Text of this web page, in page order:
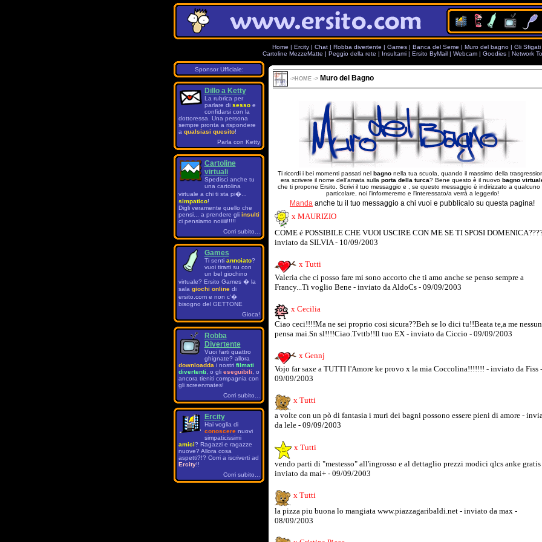
Home | Ercity | Chat | Robba divertente | Games | Banca del Seme | Muro del bagno | Gli Sfigati
Cartoline MezzeMatte | Peggio della rete | Insultami | Ersito ByMail | Webcam | Goodies | Network
Sponsor Ufficiale:
Dillo a Ketty
La rubrica per
parlare di sessoe
confidarsi con la
dottoressa. Una persona
sempre pronta a rispondere
a qualsiasi quesito!
Parla con Ketty
Cartoline
virtuali
Spedisci anche tu
una cartolina
virtuale a chi ti sta pi�...
simpatico!
Digli veramente quello che
pensi... a prendere gli insulti
ci pensiamo noiiiii!!!!!
Corri subito...
Games
Ti senti annoiato?
vuoi tirarti su con
un bel giochino
virtuale? Ersito Games � la
sala giochi onlinedi
ersito.com e non c'�
bisogno del GETTONE
Gioca!
Robba
Divertente
Vuoi farti quattro
ghignate? allora
downloadda i nostri filmati
divertenti , o gli eseguibili , o
ancora tieniti compagnia con
gli screenmates!
Corri subito...
Ercity
Hai voglia di
conoscerenuovi
simpaticissimi
amici? Ragazzi e ragazze
nuove? Allora cosa
aspetti?!? Corri a iscriverti ad
Ercity!!
Corri subito...
-> HOME -> Muro del Bagno
Ti ricordi i bei momenti passati nel bagnonella tua scuola, quando il massimo della
era scrivere il nome dell'amata sulla porta della turca? Bene questo è il nuovo bagno
che ti propone Ersito. Scrivi il tuo messaggio e , se questo messaggio è indirizzato a qualcuno
particolare, noi l'informeremo e l'interessato/a verrà a leggerlo!
Manda anche tu il tuo messaggio a chi vuoi e pubblicalo su questa pagina!
x MAURIZIO
COME é POSSIBILE CHE VUOI USCIRE CON ME SE TI SPOSI
inviato da SILVIA - 10/09/2003
x Tutti
Valeria che ci posso fare mi sono accorto che ti amo anche se penso sempre a
Francy...Ti voglio Bene - inviato da AldoCs - 09/09/2003
x Cecilia
Ciao ceci!!!!Ma ne sei proprio cosi sicura??Beh se lo dici tu!!Beata te,a me
pensa mai.Sn sl!!!!Ciao.Tvttb!!Il tuo EX - inviato da Ciccio - 09/09/2003
x Gennj
Vojo far saxe a TUTTI l'Amore ke provo x la mia Coccolina!!!!!!! - inviato da Fiss -
09/09/2003
x Tutti
a volte con un pò di fantasia i muri dei bagni possono essere pieni di amore -
da lele - 09/09/2003
x Tutti
vendo parti di "mestesso" all'ingrosso e al dettaglio prezzi modici qlcs anke gratis
inviato da mai+ - 09/09/2003
x Tutti
la pizza piu buona lo mangiata www.piazzagaribaldi.net - inviato da max -
08/09/2003